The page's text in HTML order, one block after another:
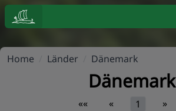
Home Länder Dänemark
Dänemark
«« « 1 »